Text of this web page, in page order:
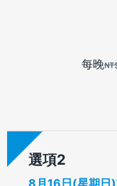
每晚
選項
8月16日(星期日